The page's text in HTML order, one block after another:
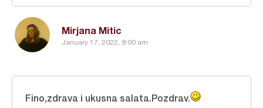
Mirjana Mitic
January 17, 2022, 9:00 am
Fino,zdrava i ukusna salata.Pozdrav.